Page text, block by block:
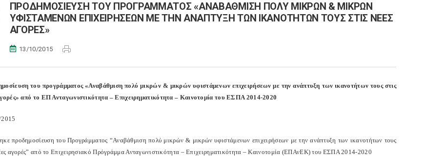
ΠΡΟΔΗΜΟΣΙΕΥΣΗ ΤΟΥ ΠΡΟΓΡΑΜΜΑΤΟΣ «ΑΝΑΒΑΘΜΙΣΗ ΠΟΛΥ ΜΙΚΡΩΝ & ΜΙΚΡΩΝ
ΥΦΙΣΤΑΜΕΝΩΝ ΕΠΙΧΕΙΡΗΣΕΩΝ ΜΕ ΤΗΝ ΑΝΑΠΤΥΞΗ ΤΩΝ ΙΚΑΝΟΤΗΤΩΝ ΤΟΥΣ ΣΤΙΣ ΝΕΕΣ
ΑΓΟΡΕΣ»
13/10/2015
του προγράμματος «Αναβάθμιση πολύ μικρών & μικρών υφιστάμενων επιχειρήσεων με την ανάπτυξη των ικανοτήτων τους στις
από το ΕΠ Ανταγωνιστικότητα – Επιχειρηματικότητα – Καινοτομία του ΕΣΠΑ 2014-2020
προδημοσίευση του Προγράμματος “Αναβάθμιση πολύ μικρών & μικρών υφιστάμενων επιχειρήσεων με την ανάπτυξη των ικανοτήτων τους
αγορές” από το Επιχειρησιακό Πρόγράμμα Ανταγωνιστικότητα – Επιχειρηματικότητα – Καινοτομία (ΕΠΑνΕΚ) του ΕΣΠΑ 2014-2020